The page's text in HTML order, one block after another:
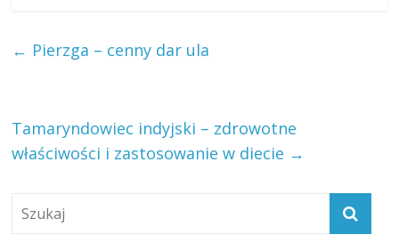
← Pierzga – cenny dar ula
Tamaryndowiec indyjski – zdrowotne
właściwości i zastosowanie w diecie →